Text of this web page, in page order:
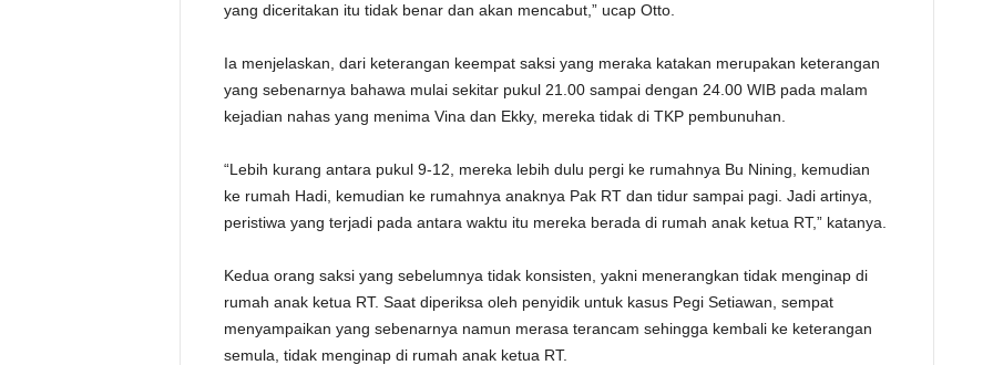
yang diceritakan itu tidak benar dan akan mencabut,” ucap Otto.
Ia menjelaskan, dari keterangan keempat saksi yang meraka katakan merupakan keterangan
yang sebenarnya bahawa mulai sekitar pukul 21.00 sampai dengan 24.00 WIB pada malam
kejadian nahas yang menima Vina dan Ekky, mereka tidak di TKP pembunuhan.
“Lebih kurang antara pukul 9-12, mereka lebih dulu pergi ke rumahnya Bu Nining, kemudian
ke rumah Hadi, kemudian ke rumahnya anaknya Pak RT dan tidur sampai pagi. Jadi artinya,
peristiwa yang terjadi pada antara waktu itu mereka berada di rumah anak ketua RT,” katanya.
Kedua orang saksi yang sebelumnya tidak konsisten, yakni menerangkan tidak menginap di
rumah anak ketua RT. Saat diperiksa oleh penyidik untuk kasus Pegi Setiawan, sempat
menyampaikan yang sebenarnya namun merasa terancam sehingga kembali ke keterangan
semula, tidak menginap di rumah anak ketua RT.